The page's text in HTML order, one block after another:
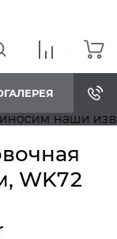
наши
WK72